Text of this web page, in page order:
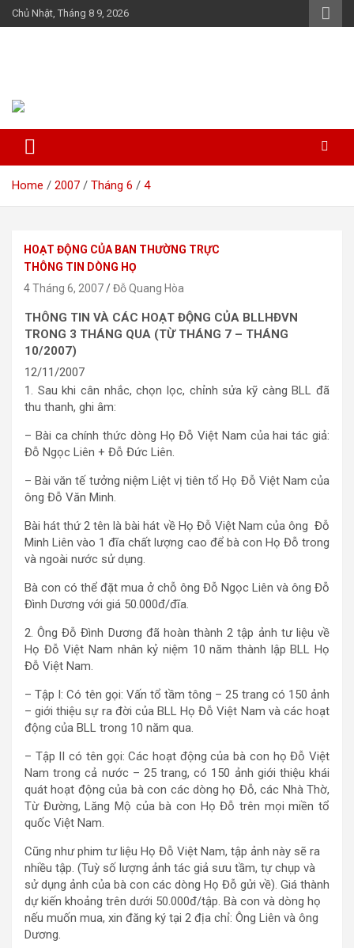
Skip
to
Chủ Nhật, Tháng 8 9, 2026
Home 2007 Tháng 6 4
HOẠT ĐỘNG CỦA BAN THƯỜNG TRỰC
THÔNG TIN DÒNG HỌ
4 Tháng 6, 2007
Đỗ Quang Hòa
THÔNG TIN VÀ CÁC HOẠT ĐỘNG CỦA BLLHĐVN
TRONG 3 THÁNG QUA (TỪ THÁNG 7 – THÁNG
10/2007)
12/11/2007
1. Sau khi cân nhắc, chọn lọc, chỉnh sửa kỹ càng BLL đã
thu thanh, ghi âm:
– Bài ca chính thức dòng Họ Đỗ Việt Nam của hai tác giả:
Đỗ Ngọc Liên + Đỗ Đức Liên.
– Bài văn tế tưởng niệm Liệt vị tiên tổ Họ Đỗ Việt Nam của
ông Đỗ Văn Minh.
Bài hát thứ 2 tên là bài hát về Họ Đỗ Việt Nam của ông Đỗ
Minh Liên vào 1 đĩa chất lượng cao để bà con Họ Đỗ trong
và ngoài nước sử dụng.
Bà con có thể đặt mua ở chỗ ông Đỗ Ngọc Liên và ông Đỗ
Đình Dương với giá 50.000đ/đĩa.
2. Ông Đỗ Đình Dương đã hoàn thành 2 tập ảnh tư liệu về
Họ Đỗ Việt Nam nhân kỷ niệm 10 năm thành lập BLL Họ
Đỗ Việt Nam.
– Tập I: Có tên gọi: Vấn tổ tầm tông – 25 trang có 150 ảnh
– giới thiệu sự ra đời của BLL Họ Đỗ Việt Nam và các hoạt
động của BLL trong 10 năm qua.
– Tập II có tên gọi: Các hoạt động của bà con họ Đỗ Việt
Nam trong cả nước – 25 trang, có 150 ảnh giới thiệu khái
quát hoạt động của bà con các dòng họ Đỗ, các Nhà Thờ,
Từ Đường, Lăng Mộ của bà con Họ Đỗ trên mọi miền tổ
quốc Việt Nam.
Cũng như phim tư liệu Họ Đỗ Việt Nam, tập ảnh này sẽ ra
nhiều tập. (Tuỳ số lượng ảnh tác giả sưu tầm, tự chụp và
sử dụng ảnh của bà con các dòng Họ Đỗ gửi về). Giá thành
dự kiến khoảng trên dưới 50.000đ/tập. Bà con và dòng họ
nếu muốn mua, xin đăng ký tại 2 địa chỉ: Ông Liên và ông
Dương.